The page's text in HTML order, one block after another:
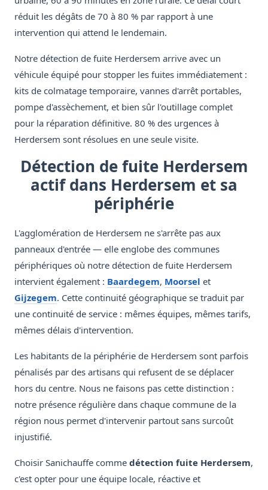
réduit les dégâts de 70 à 80 % par rapport à une
intervention qui attend le lendemain.
Notre détection de fuite Herdersem arrive avec un
véhicule équipé pour stopper les fuites immédiatement :
kits de colmatage temporaire, vannes d'arrêt portables,
pompe d'assèchement, et bien sûr l'outillage complet
pour la réparation définitive. 80 % des urgences à
Herdersem sont résolues en une seule visite.
Détection de fuite Herdersem
actif dans Herdersem et sa
périphérie
L'agglomération de Herdersem ne s'arrête pas aux
panneaux d'entrée — elle englobe des communes
périphériques où notre détection de fuite Herdersem
intervient également : Baardegem, Moorsel et
Gijzegem. Cette continuité géographique se traduit par
une continuité de service : mêmes équipes, mêmes tarifs,
mêmes délais d'intervention.
Les habitants de la périphérie de Herdersem sont parfois
pénalisés par des artisans qui refusent de se déplacer
hors du centre. Nous ne faisons pas cette distinction :
notre présence régulière dans chaque commune de la
région nous permet d'intervenir partout sans surcoût
injustifié.
Choisir Sanichauffe comme détection fuite Herdersem,
c'est opter pour une équipe locale, réactive et